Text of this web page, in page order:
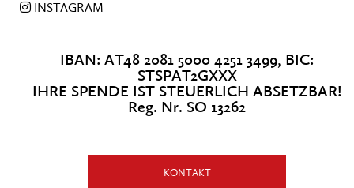
INSTAGRAM
IBAN: AT48 2081 5000 4251 3499, BIC:
STSPAT2GXXX
IHRE SPENDE IST STEUERLICH ABSETZBAR!
Reg. Nr. SO 13262
KONTAKT